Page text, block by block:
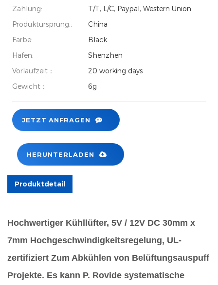
Zahlung:
T/T, L/C, Paypal, Western Union
Produktursprung.:
China
Farbe:
Black
Hafen:
Shenzhen
Vorlaufzeit：
20 working days
Gewicht：
6g
JETZT ANFRAGEN
HERUNTERLADEN
Produktdetail
Hochwertiger Kühllüfter, 5V / 12V DC 30mm x
7mm Hochgeschwindigkeitsregelung, UL-
zertifiziert Zum Abkühlen von Belüftungsauspuff
Projekte. Es kann P. Rovide systematische